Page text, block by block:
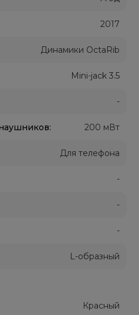
2017
Динамики OctaRib
Mini-jack 3.5
-
200 мВт
Для телефона
-
-
-
L-образный
Красный